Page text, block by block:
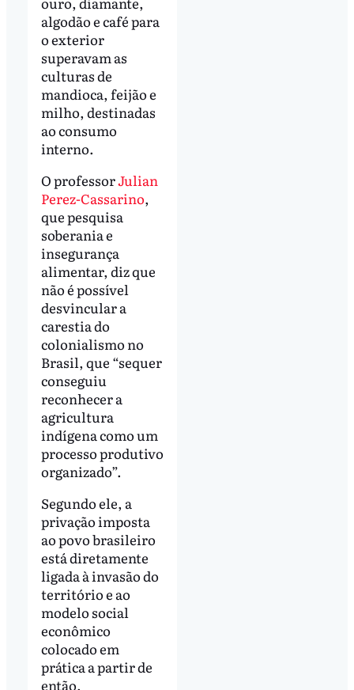
algodão e café para
o exterior
superavam as
culturas de
mandioca, feijão e
milho, destinadas
ao consumo
interno.
O professorJulian
Perez-Cassarino,
que pesquisa
soberania e
insegurança
alimentar, diz que
não é possível
desvincular a
carestia do
colonialismo no
Brasil, que “sequer
conseguiu
reconhecer a
agricultura
indígena como um
processo produtivo
organizado”.
Segundo ele, a
privação imposta
ao povo brasileiro
está diretamente
ligada à invasão do
território e ao
modelo social
econômico
colocado em
prática a partir de
então.